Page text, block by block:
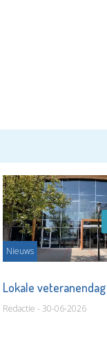
Nieuws
Lokale
Redactie - 30-06-2026